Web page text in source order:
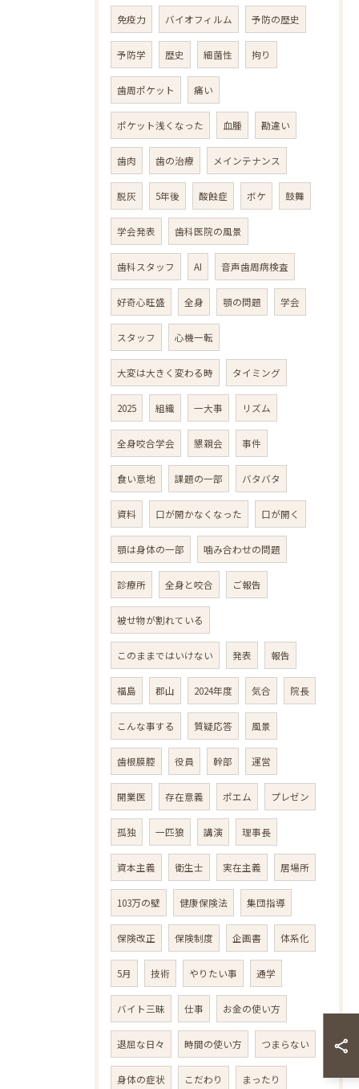
免疫力 バイオフィルム 予防の歴史
予防学 歴史 細菌性 拘り
歯周ポケット 痛い
ポケット浅くなった 血腫 勘違い
歯肉 歯の治療 メインテナンス
脱灰 5年後 酸蝕症 ボケ 鼓舞
学会発表 歯科医院の風景
歯科スタッフ AI 音声歯周病検査
好奇心旺盛 全身 顎の問題 学会
スタッフ 心機一転
大変は大きく変わる時 タイミング
2025 組織 一大事 リズム
全身咬合学会 懇親会 事件
食い意地 課題の一部 バタバタ
資料 口が開かなくなった 口が開く
顎は身体の一部 噛み合わせの問題
診療所 全身と咬合 ご報告
被せ物が割れている
このままではいけない 発表 報告
福島 郡山 2024年度 気合 院長
こんな事する 質疑応答 風景
歯根膜腔 役員 幹部 運営
開業医 存在意義 ポエム プレゼン
孤独 一匹狼 講演 理事長
資本主義 衛生士 実在主義 居場所
103万の壁 健康保険法 集団指導
保険改正 保険制度 企画書 体系化
5月 技術 やりたい事 通学
バイト三昧 仕事 お金の使い方
退屈な日々 時間の使い方 つまらない
身体の症状 こだわり まったり